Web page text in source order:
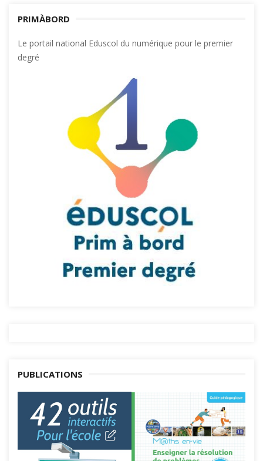
PRIMÀBORD
Le portail national Eduscol du numérique pour le premier
degré
PUBLICATIONS